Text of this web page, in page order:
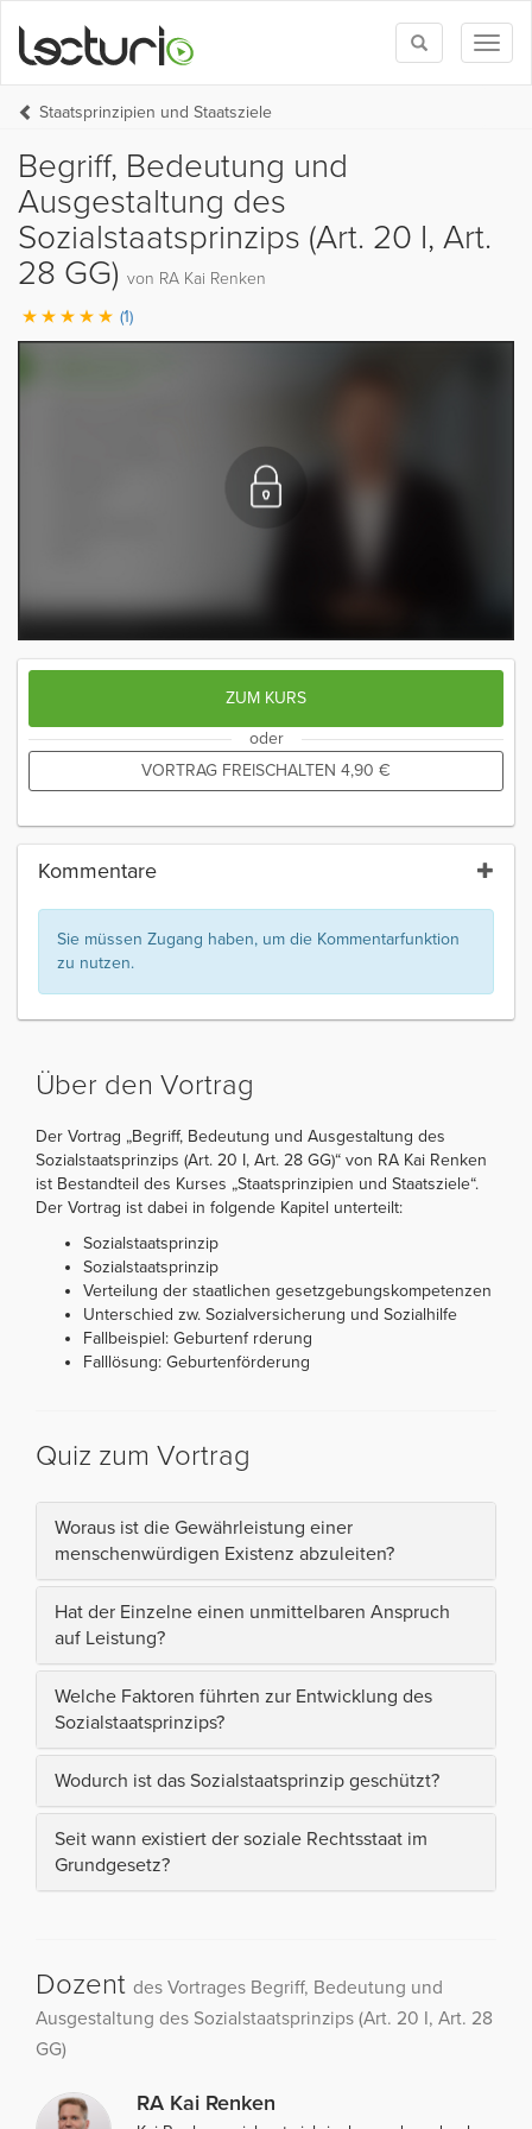
Toggle
search
Staatsprinzipien und Staatsziele
Begriff, Bedeutung und
Ausgestaltung des
Sozialstaatsprinzips (Art. 20 I, Art.
28 GG) von RA Kai Renken
(1)
ZUM KURS
oder
VORTRAG FREISCHALTEN 4,90 €
Kommentare
Sie müssen Zugang haben, um die Kommentarfunktion
zu nutzen.
Über den Vortrag
Der Vortrag „Begriff, Bedeutung und Ausgestaltung des
Sozialstaatsprinzips (Art. 20 I, Art. 28 GG)“ von RA Kai Renken
ist Bestandteil des Kurses „Staatsprinzipien und Staatsziele“.
Der Vortrag ist dabei in folgende Kapitel unterteilt:
Sozialstaatsprinzip
Sozialstaatsprinzip
Verteilung der staatlichen gesetzgebungskompetenzen
Unterschied zw. Sozialversicherung und Sozialhilfe
Fallbeispiel: Geburtenf rderung
Falllösung: Geburtenförderung
Quiz zum Vortrag
Woraus ist die Gewährleistung einer
menschenwürdigen Existenz abzuleiten?
Hat der Einzelne einen unmittelbaren Anspruch
auf Leistung?
Welche Faktoren führten zur Entwicklung des
Sozialstaatsprinzips?
Wodurch ist das Sozialstaatsprinzip geschützt?
Seit wann existiert der soziale Rechtsstaat im
Grundgesetz?
Dozent des Vortrages Begriff, Bedeutung und
Ausgestaltung des Sozialstaatsprinzips (Art. 20 I, Art. 28
GG)
RA Kai Renken